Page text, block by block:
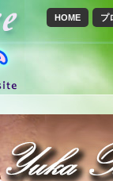
プ
HOME